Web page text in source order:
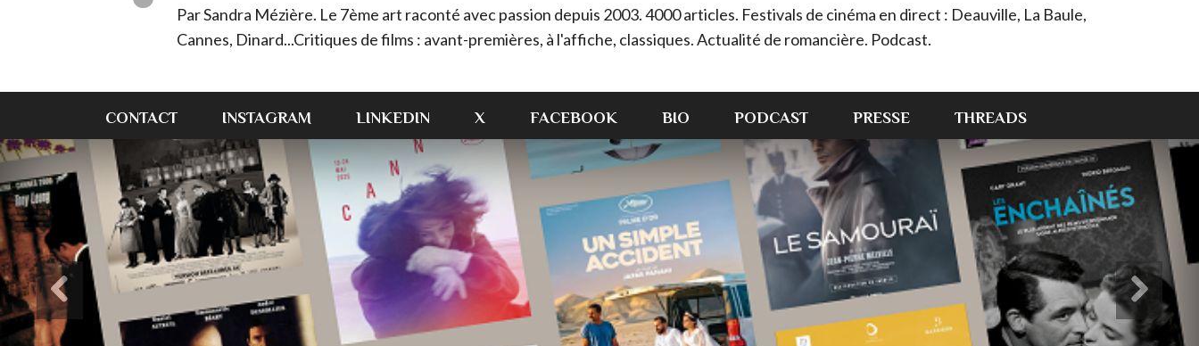
Par Sandra Mézière. Le 7ème art raconté avec passion depuis 2003. 4000 articles. Festivals de cinéma en direct : Deauville, La Baule,
Cannes, Dinard...Critiques de films : avant-premières, à l'affiche, classiques. Actualité de romancière. Podcast.
CONTACT INSTAGRAM LINKEDIN X FACEBOOK BIO PODCAST PRESSE THREADS